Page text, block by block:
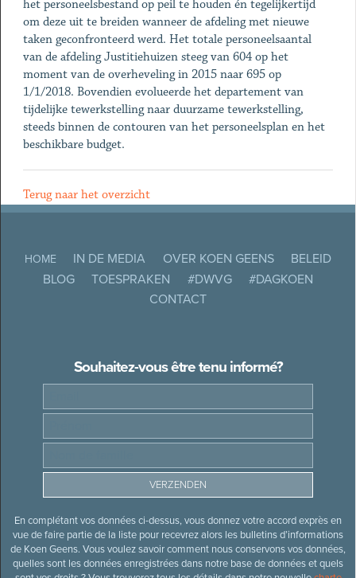
het personeelsbestand op peil te houden én tegelijkertijd
om deze uit te breiden wanneer de afdeling met nieuwe
taken geconfronteerd werd. Het totale personeelsaantal
van de afdeling Justitiehuizen steeg van 604 op het
moment van de overheveling in 2015 naar 695 op
1/1/2018. Bovendien evolueerde het departement van
tijdelijke tewerkstelling naar duurzame tewerkstelling,
steeds binnen de contouren van het personeelsplan en het
beschikbare budget.
Terug naar het overzicht
HOME IN DE MEDIA OVER KOEN GEENS
BELEID
BLOG
TOESPRAKEN #DWVG
#DAGKOEN
CONTACT
Souhaitez-vous être tenu informé?
En complétant vos données ci-dessus, vous donnez votre accord exprès en
vue de faire partie de la liste pour recevrez alors les bulletins d’informations
de Koen Geens. Vous voulez savoir comment nous conservons vos données,
quelles sont les données enregistrées dans notre base de données et quels